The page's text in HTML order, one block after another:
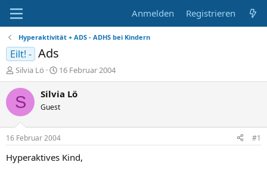
Anmelden Registrieren
Hyperaktivität + ADS - ADHS bei Kindern
Eilt! - Ads
E
r
s
t
e
r
Silvia Lö
E
r
s
e
l
t
a
16 Februar 2004
S Silvia Lö
Guest
16 Februar 2004 #1
Hyperaktives Kind,